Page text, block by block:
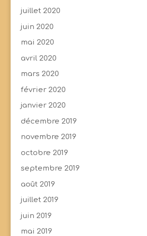
juillet 2020
juin 2020
mai 2020
avril 2020
mars 2020
février 2020
janvier 2020
décembre 2019
novembre 2019
octobre 2019
septembre 2019
août 2019
juillet 2019
juin 2019
mai 2019